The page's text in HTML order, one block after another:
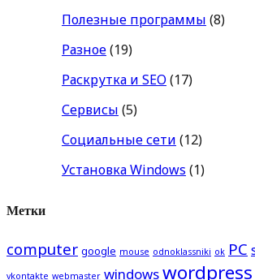
Полезные программы (8)
Разное(19)
Раскрутка и SEO (17)
Сервисы (5)
Социальные сети (12)
Установка Windows (1)
Метки
computer google mouse odnoklassniki ok PC
vkontakte webmaster windowswordpress